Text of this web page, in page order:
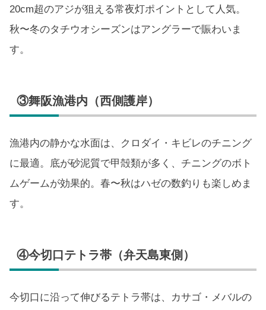
20cm超のアジが狙える常夜灯ポイントとして人気。
秋〜冬のタチウオシーズンはアングラーで賑わいま
す。
③舞阪漁港内（西側護岸）
漁港内の静かな水面は、クロダイ・キビレのチニング
に最適。底が砂泥質で甲殻類が多く、チニングのボト
ムゲームが効果的。春〜秋はハゼの数釣りも楽しめま
す。
④今切口テトラ帯（弁天島東側）
今切口に沿って伸びるテトラ帯は、カサゴ・メバルの